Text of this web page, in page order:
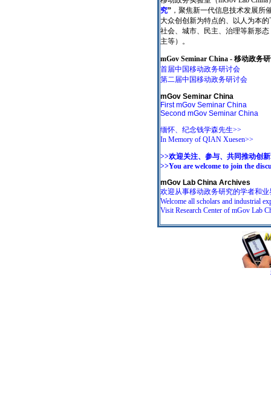
究” ，聚焦新一代信息技术发展所
大众创创新为特点的、以人为本
社会、城市、民主、治理等新形态
主等）。
mGov Seminar China - 移动政务
首届中国移动政务研讨会
第二届中国移动政务研讨会
mGov Seminar China
First mGov Seminar China
Second mGov Seminar China
缅怀、纪念钱学森先生>>
In Memory of QIAN Xuesen>>
>>欢迎关注、参与、共同推动创
>>You are welcome to join the
mGov Lab China Archives
欢迎从事移动政务研究的学者和
Welcome all scholars and industrial
Visit Research Center of mGov Lab